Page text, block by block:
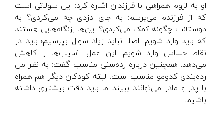
او به لزوم همراهی با فرزندان اشاره کرد: این سولاتی است
که از فرزندم می‌پرسم: به جای دزدی چه می‌کردی؟ به
دوستانت چگونه کمک می‌کردی؟ این‌ها بزنگاه‌هایی هستند
که باید وارد شویم. اصلا نباید زیاد سوال بپرسیم؛ باید در
نقاط حساس وارد شویم. این عمل آسیب‌ها را کاهش
می‌دهد. همچنین درباره رده‌سنی مناسب گفت: به نظر من
رده‌بندی کدومو مناسب است. البته کودکان دیگر هم همراه
با پدر و مادر می‌توانند ببیند اما باید دقت بیشتری داشته
باشیم.